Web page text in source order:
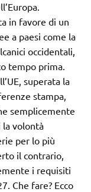
in favore di un
a paesi come la
occidentali,
tempo prima.
superata la
stampa,
semplicemente
la volontà
per lo più
il contrario,
i requisiti
Che fare? Ecco